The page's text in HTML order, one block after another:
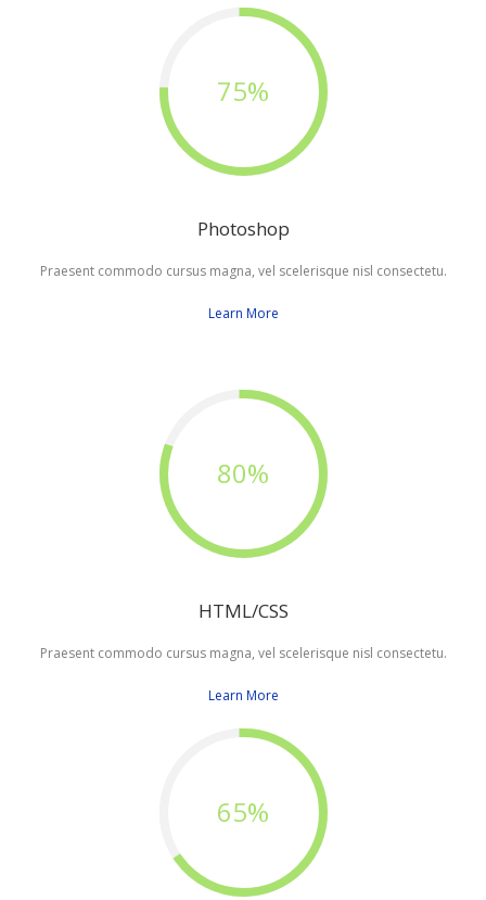
75%
Photoshop
Praesent commodo cursus magna, vel scelerisque nisl consectetu.
Learn More
80%
HTML/CSS
Praesent commodo cursus magna, vel scelerisque nisl consectetu.
Learn More
65%